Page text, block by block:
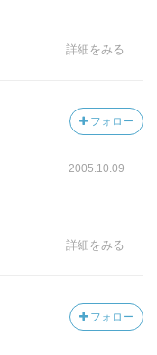
詳細をみる
フォロー
2005.10.09
詳細をみる
フォロー